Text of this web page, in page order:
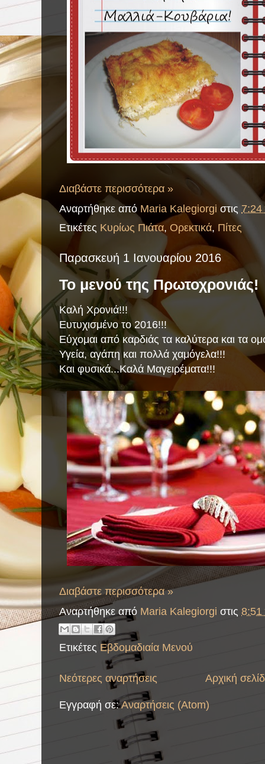
Διαβάστε περισσότερα »
Αναρτήθηκε από Maria Kalegiorgi στις
Ετικέτες Κυρίως Πιάτα, Ορεκτικά, Πίτες
Παρασκευή 1 Ιανουαρίου 2016
Το μενού της Πρωτοχρονιάς!
Καλή Χρονιά!!!
Ευτυχισμένο το 2016!!!
Εύχομαι από καρδιάς τα καλύτερα και τα
Υγεία, αγάπη και πολλά χαμόγελα!!!
Και φυσικά...Καλά Μαγειρέματα!!!
Διαβάστε περισσότερα »
Αναρτήθηκε από Maria Kalegiorgi στις 8:51
Ετικέτες Εβδομαδιαία Μενού
Νεότερες αναρτήσεις Αρχική
Εγγραφή σε:Αναρτήσεις (Atom)